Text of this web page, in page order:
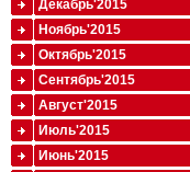
Декабрь'2015
Ноябрь'2015
Октябрь'2015
Сентябрь'2015
Август'2015
Июль'2015
Июнь'2015